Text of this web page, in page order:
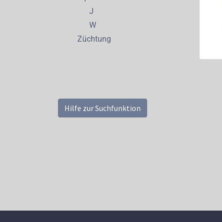
J
W
Züchtung
Hilfe zur Suchfunktion